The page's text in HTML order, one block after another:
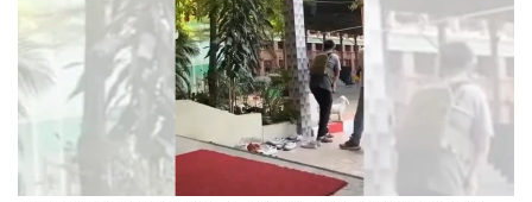
100.00%